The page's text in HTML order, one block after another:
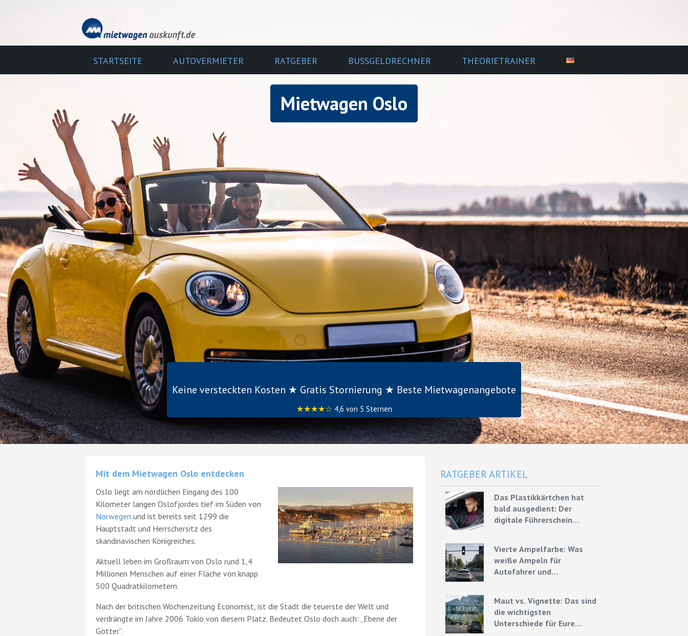
STARTSEITE AUTOVERMIETER RATGEBER BUSSGELDRECHNER THEORIETRAINER
Mietwagen Oslo
Keine versteckten Kosten ★ Gratis Stornierung ★ Beste Mietwagenangebote
★★★★☆ 4,6 von 5 Sternen
Mit dem Mietwagen Oslo entdecken
Oslo liegt am nördlichen Eingang des 100
Kilometer langen Oslofjordes tief im Süden von
Norwegen und ist bereits seit 1299 die
Hauptstadt und Herrschersitz des
skandinavischen Königreiches.
Aktuell leben im Großraum von Oslo rund 1,4
Millionen Menschen auf einer Fläche von knapp
500 Quadratkilometern.
Nach der britischen Wochenzeitung Economist, ist die Stadt die teuerste der Welt und
verdrängte im Jahre 2006 Tokio von diesem Platz. Bedeutet Oslo doch auch: „Ebene der
Götter“.
RATGEBER ARTIKEL
Das Plastikkärtchen hat
bald ausgedient: Der
digitale Führerschein
Vierte Ampelfarbe: Was
weiße Ampeln für
Autofahrer und
Maut vs. Vignette: Das sind
die wichtigsten
Unterschiede für Eure